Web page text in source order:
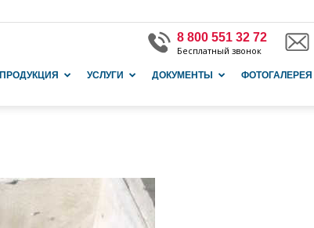
8 800 551 32 72
Бесплатный звонок
ПРОДУКЦИЯ УСЛУГИ ДОКУМЕНТЫ ФОТОГАЛЕРЕЯ